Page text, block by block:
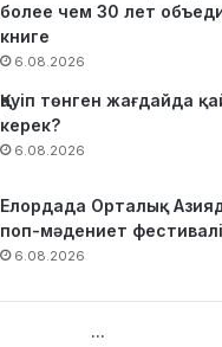
более чем 30 лет
книге
6.08.2026
Қауіп төнген жағдайда
керек?
6.08.2026
Елордада Орталық
поп-мәдениет
6.08.2026
...